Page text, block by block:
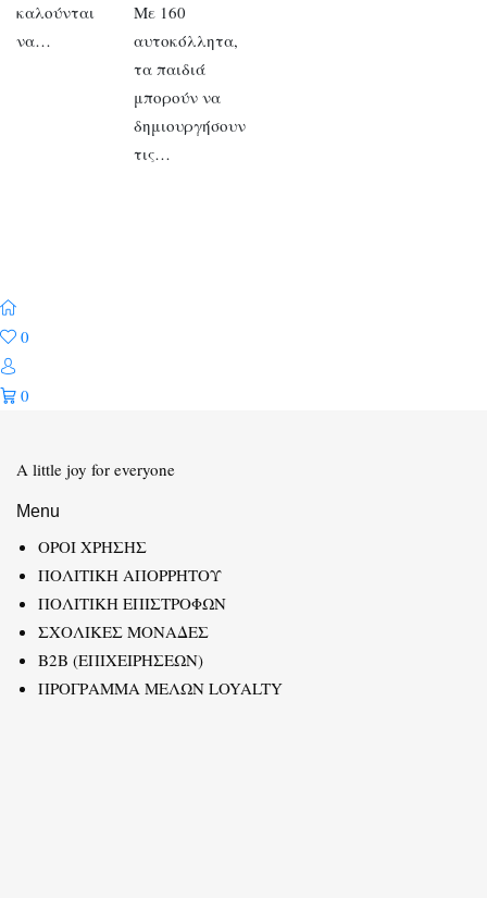
καλούνται
να…
Με 160
αυτοκόλλητα,
τα παιδιά
μπορούν να
δημιουργήσουν
τις…
0
0
A little joy for everyone
Menu
ΟΡΟΙ ΧΡΗΣΗΣ
ΠΟΛΙΤΙΚΗ ΑΠΟΡΡΗΤΟΥ
ΠΟΛΙΤΙΚΗ ΕΠΙΣΤΡΟΦΩΝ
ΣΧΟΛΙΚΕΣ ΜΟΝΑΔΕΣ
B2B (ΕΠΙΧΕΙΡΗΣΕΩΝ)
ΠΡΟΓΡΑΜΜΑ ΜΕΛΩΝ LOYALTY